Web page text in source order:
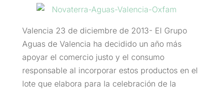
Valencia 23 de diciembre de 2013- El Grupo
Aguas de Valencia ha decidido un año más
apoyar el comercio justo y el consumo
responsable al incorporar estos productos en el
lote que elabora para la celebración de la